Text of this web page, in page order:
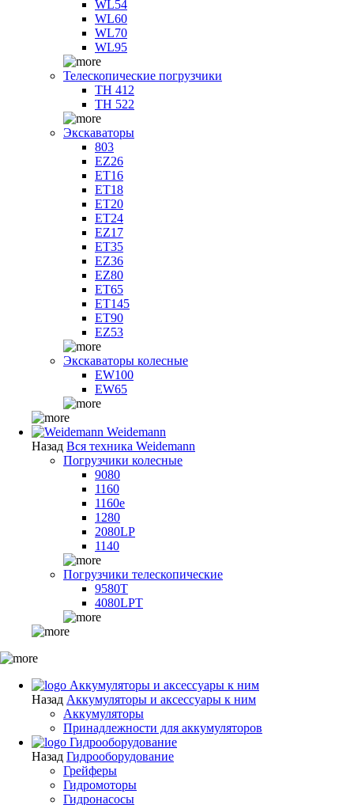
WL54
WL60
WL70
WL95
Телескопические погрузчики
TH 412
TH 522
Экскаваторы
803
EZ26
ET16
ET18
ET20
ET24
EZ17
ET35
EZ36
EZ80
ET65
ET145
ET90
EZ53
Экскаваторы колесные
EW100
EW65
Weidemann
Назад Вся техника Weidemann
Погрузчики колесные
9080
1160
1160e
1280
2080LP
1140
Погрузчики телескопические
9580T
4080LPT
Аккумуляторы и аксессуары к ним
Назад Аккумуляторы и аксессуары к ним
Аккумуляторы
Принадлежности для аккумуляторов
Гидрооборудование
Назад Гидрооборудование
Грейферы
Гидромоторы
Гидронасосы